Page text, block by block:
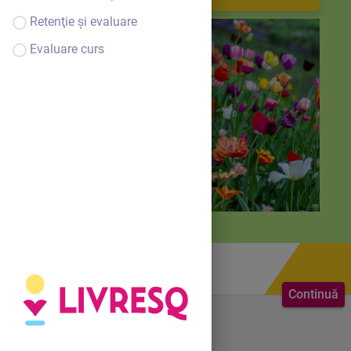
Retenţie și evaluare
Evaluare curs
Bine ai venit.
Continuă